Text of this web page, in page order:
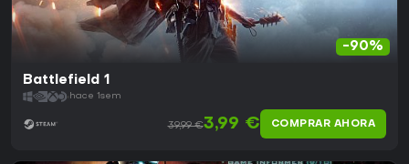
-90%
Battlefield 1
hace 1sem
39,99 €3,99 € COMPRAR AHORA